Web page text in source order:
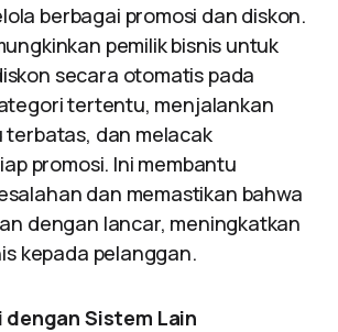
berbagai promosi dan diskon.
pemilik bisnis untuk
secara otomatis pada
tertentu, menjalankan
terbatas, dan melacak
promosi. Ini membantu
dan memastikan bahwa
dengan lancar, meningkatkan
kepada pelanggan.
Sistem Lain